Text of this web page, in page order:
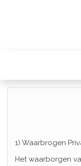
1) Waarbrogen
Het waarborgen